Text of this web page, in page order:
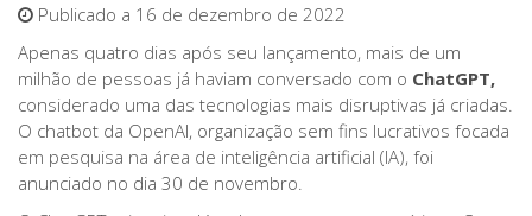
Publicado a 16 de dezembro de 2022
Apenas quatro dias após seu lançamento, mais de um
milhão de pessoas já haviam conversado com o ChatGPT,
considerado uma das tecnologias mais disruptivas já criadas.
O chatbot da OpenAI, organização sem fins lucrativos focada
em pesquisa na área de inteligência artificial (IA), foi
anunciado no dia 30 de novembro.